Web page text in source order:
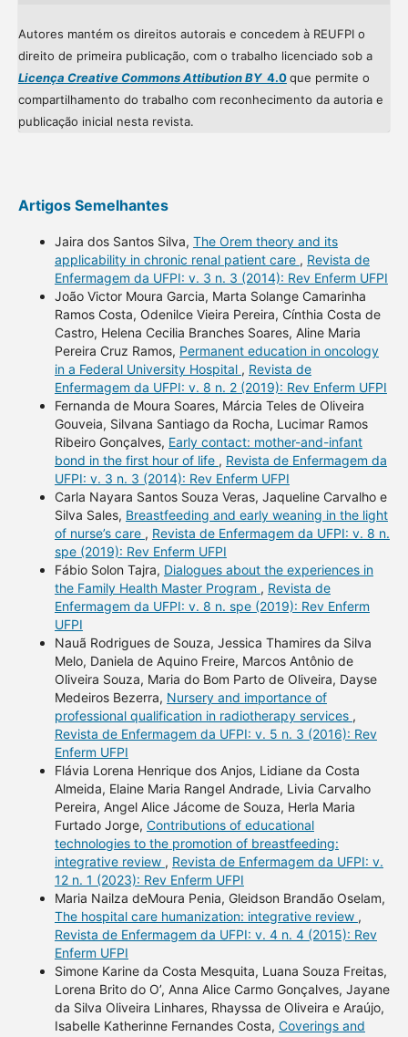
Autores mantém os direitos autorais e concedem à REUFPI o
direito de primeira publicação, com o trabalho licenciado sob a
Licença Creative Commons Attibution BY4.0que permite o
compartilhamento do trabalho com reconhecimento da autoria e
publicação inicial nesta revista.
Artigos Semelhantes
Jaira dos Santos Silva, The Orem theory and its
applicability in chronic renal patient care , Revista de
Enfermagem da UFPI: v. 3 n. 3 (2014): Rev Enferm UFPI
João Victor Moura Garcia, Marta Solange Camarinha
Ramos Costa, Odenilce Vieira Pereira, Cínthia Costa de
Castro, Helena Cecilia Branches Soares, Aline Maria
Pereira Cruz Ramos, Permanent education in oncology
in a Federal University Hospital , Revista de
Enfermagem da UFPI: v. 8 n. 2 (2019): Rev Enferm UFPI
Fernanda de Moura Soares, Márcia Teles de Oliveira
Gouveia, Silvana Santiago da Rocha, Lucimar Ramos
Ribeiro Gonçalves, Early contact: mother-and-infant
bond in the first hour of life , Revista de Enfermagem da
UFPI: v. 3 n. 3 (2014): Rev Enferm UFPI
Carla Nayara Santos Souza Veras, Jaqueline Carvalho e
Silva Sales, Breastfeeding and early weaning in the light
of nurse’s care , Revista de Enfermagem da UFPI: v. 8 n.
spe (2019): Rev Enferm UFPI
Fábio Solon Tajra, Dialogues about the experiences in
the Family Health Master Program , Revista de
Enfermagem da UFPI: v. 8 n. spe (2019): Rev Enferm
UFPI
Nauã Rodrigues de Souza, Jessica Thamires da Silva
Melo, Daniela de Aquino Freire, Marcos Antônio de
Oliveira Souza, Maria do Bom Parto de Oliveira, Dayse
Medeiros Bezerra, Nursery and importance of
professional qualification in radiotherapy services ,
Revista de Enfermagem da UFPI: v. 5 n. 3 (2016): Rev
Enferm UFPI
Flávia Lorena Henrique dos Anjos, Lidiane da Costa
Almeida, Elaine Maria Rangel Andrade, Livia Carvalho
Pereira, Angel Alice Jácome de Souza, Herla Maria
Furtado Jorge, Contributions of educational
technologies to the promotion of breastfeeding:
integrative review , Revista de Enfermagem da UFPI: v.
12 n. 1 (2023): Rev Enferm UFPI
Maria Nailza deMoura Penia, Gleidson Brandão Oselam,
The hospital care humanization: integrative review ,
Revista de Enfermagem da UFPI: v. 4 n. 4 (2015): Rev
Enferm UFPI
Simone Karine da Costa Mesquita, Luana Souza Freitas,
Lorena Brito do O’, Anna Alice Carmo Gonçalves, Jayane
da Silva Oliveira Linhares, Rhayssa de Oliveira e Araújo,
Isabelle Katherinne Fernandes Costa, Coverings and